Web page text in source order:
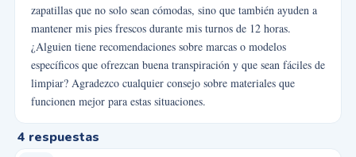
zapatillas que no solo sean cómodas, sino que también ayuden a
mantener mis pies frescos durante mis turnos de 12 horas.
¿Alguien tiene recomendaciones sobre marcas o modelos
específicos que ofrezcan buena transpiración y que sean fáciles de
limpiar? Agradezco cualquier consejo sobre materiales que
funcionen mejor para estas situaciones.
4 respuestas